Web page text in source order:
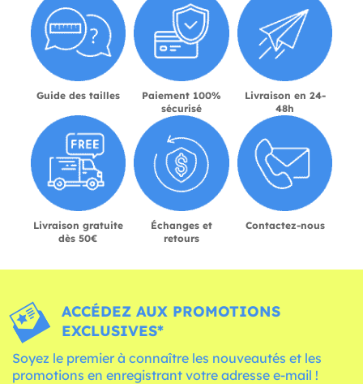
Guide des tailles
Paiement 100%
sécurisé
Livraison en 24-
48h
Livraison gratuite
dès 50€
Échanges et
retours
Contactez-nous
ACCÉDEZ AUX PROMOTIONS
EXCLUSIVES*
Soyez le premier à connaître les nouveautés et les
promotions en enregistrant votre adresse e-mail !